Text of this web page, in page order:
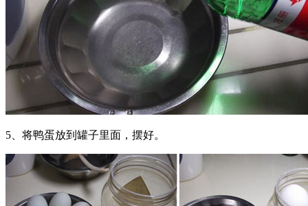
5、将鸭蛋放到罐子里面，摆好。